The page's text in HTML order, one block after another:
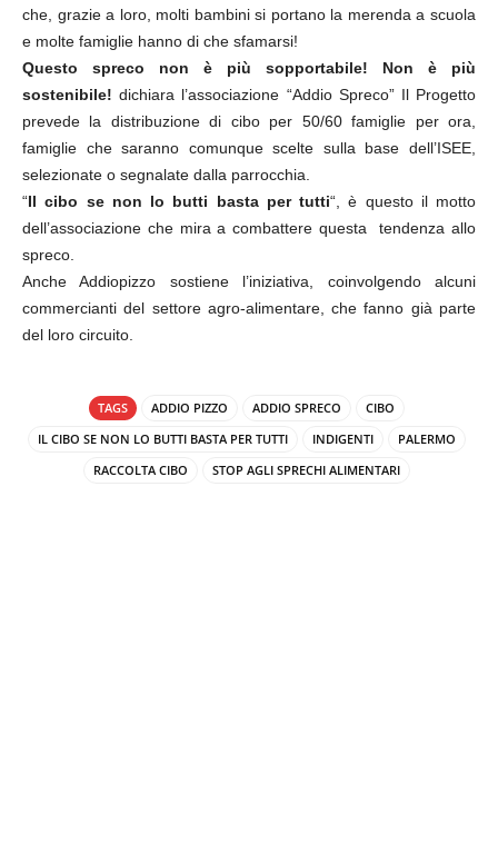
che, grazie a loro, molti bambini si portano la merenda a scuola
e molte famiglie hanno di che sfamarsi!
Questo spreco non è più sopportabile! Non è più
sostenibile!dichiara l’associazione “Addio Spreco” Il Progetto
prevede la distribuzione di cibo per 50/60 famiglie per ora,
famiglie che saranno comunque scelte sulla base dell’ISEE,
selezionate o segnalate dalla parrocchia.
“Il cibo se non lo butti basta per tutti“, è questo il motto
dell’associazione che mira a combattere questa tendenza allo
spreco.
Anche Addiopizzo sostiene l’iniziativa, coinvolgendo alcuni
commercianti del settore agro-alimentare, che fanno già parte
del loro circuito.
TAGS ADDIO PIZZO ADDIO SPRECO
CIBO
IL CIBO SE NON LO BUTTI BASTA PER TUTTI
INDIGENTI
PALERMO
RACCOLTA CIBO
STOP AGLI SPRECHI ALIMENTARI